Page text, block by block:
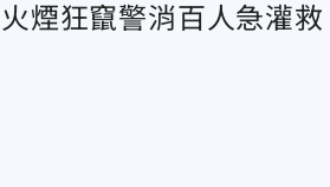
煙狂竄警消百人急灌救